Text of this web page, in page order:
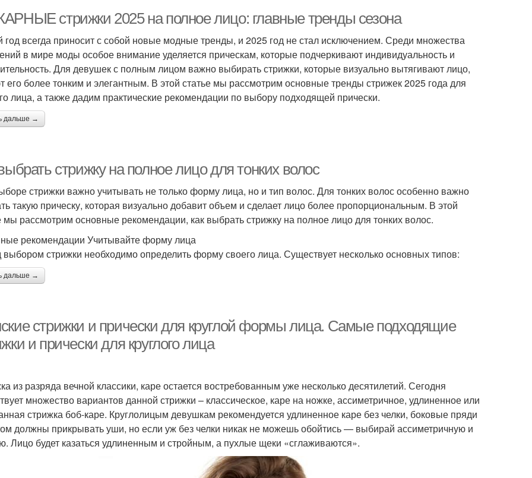
стрижки 2025 на полное лицо: главные тренды сезона
всегда приносит с собой новые модные тренды, и 2025 год не стал исключением. Среди множества
в мире моды особое внимание уделяется прическам, которые подчеркивают индивидуальность и
Для девушек с полным лицом важно выбирать стрижки, которые визуально вытягивают лицо,
его более тонким и элегантным. В этой статье мы рассмотрим основные тренды стрижек 2025 года для
лица, а также дадим практические рекомендации по выбору подходящей прически.
дальше →
стрижку на полное лицо для тонких волос
стрижки важно учитывать не только форму лица, но и тип волос. Для тонких волос особенно важно
такую прическу, которая визуально добавит объем и сделает лицо более пропорциональным. В этой
мы рассмотрим основные рекомендации, как выбрать стрижку на полное лицо для тонких волос.
рекомендации Учитывайте форму лица
стрижки необходимо определить форму своего лица. Существует несколько основных типов:
дальше →
стрижки и прически для круглой формы лица. Самые подходящие
и прически для круглого лица
из разряда вечной классики, каре остается востребованным уже несколько десятилетий. Сегодня
множество вариантов данной стрижки – классическое, каре на ножке, ассиметричное, удлиненное или
стрижка боб-каре. Круглолицым девушкам рекомендуется удлиненное каре без челки, боковые пряди
должны прикрывать уши, но если уж без челки никак не можешь обойтись — выбирай ассиметричную и
Лицо будет казаться удлиненным и стройным, а пухлые щеки «сглаживаются».